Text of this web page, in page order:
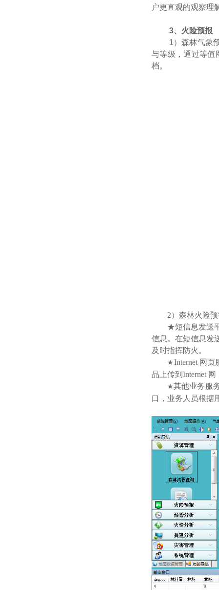
户更直观的观察理
3、火险预报
1）森林气象
与等级，通过等值
档。
2）森林火险
★短信息发送
信息。在短信息发
及时指挥防火。
★ Internet 网
品上传到Internet
★其他业务服
口，业务人员根据